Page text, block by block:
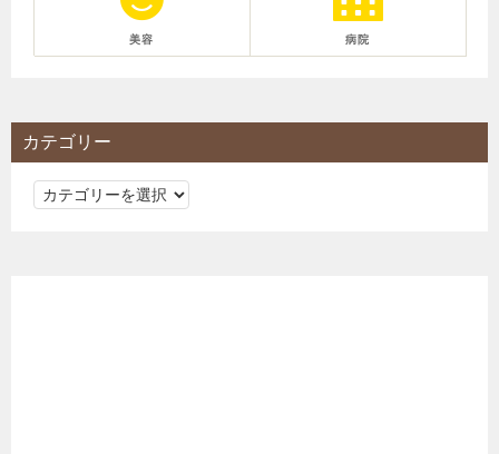
美容 病院
カテゴリー
カ